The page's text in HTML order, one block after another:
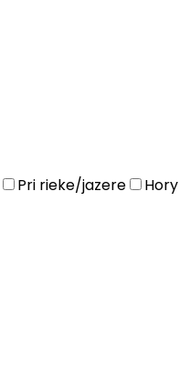
Pri rieke/jazere
Hory